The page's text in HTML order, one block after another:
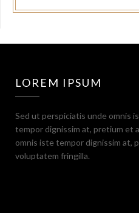
LOREM IPSUM
Sed ut perspiciatis unde omnis
tempor dignissim at, pretium et
omnis iste tempor dignissim at,
voluptatem fringilla.